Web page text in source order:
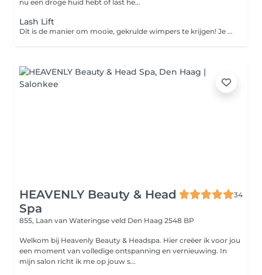
nu een droge huid hebt of last he...
Lash Lift
Dit is de manier om mooie, gekrulde wimpers te krijgen! Je hebt geen wimperkruller meer nodig, want dankzij deze behandeling blijven je wimpers 5 à 7 weken mooi gekruld.
HEAVENLY Beauty & Head
Spa
34
855, Laan van Wateringse veld Den Haag 2548 BP
Welkom bij Heavenly Beauty & Headspa. Hier creëer ik voor jou
een moment van volledige ontspanning en vernieuwing. In
mijn salon richt ik me op jouw s...